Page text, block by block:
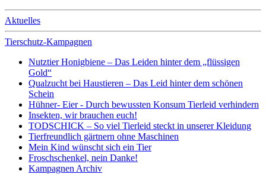
Aktuelles
Tierschutz-Kampagnen
Nutztier Honigbiene – Das Leiden hinter dem „flüssigen
Gold“
Qualzucht bei Haustieren – Das Leid hinter dem schönen
Schein
Hühner- Eier - Durch bewussten Konsum Tierleid verhindern
Insekten, wir brauchen euch!
TODSCHICK – So viel Tierleid steckt in unserer Kleidung
Tierfreundlich gärtnern ohne Maschinen
Mein Kind wünscht sich ein Tier
Froschschenkel, nein Danke!
Kampagnen Archiv